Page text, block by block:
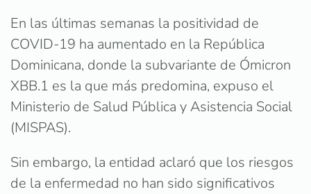
En las últimas semanas la positividad de
COVID-19 ha aumentado en la República
Dominicana, donde la subvariante de Ómicron
XBB.1 es la que más predomina, expuso el
Ministerio de Salud Pública y Asistencia Social
(MISPAS).
Sin embargo, la entidad aclaró que los riesgos
de la enfermedad no han sido significativos